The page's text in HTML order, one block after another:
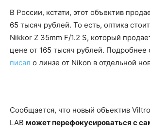
В России, кстати, этот объектив
65 тысяч рублей. То есть, оптика
Nikkor Z 35mm F/1.2 S, который
цене от 165 тысяч рублей.
писал о линзе от Nikon в отдельной
Сообщается, что новый объектив
LAB может перефокусироваться с